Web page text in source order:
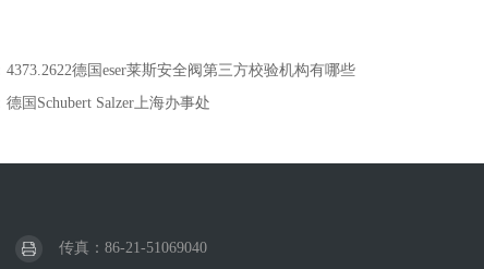
4373.2622德国eser莱斯安全阀第三方校验机构有哪些
德国Schubert Salzer上海办事处
传真：86-21-51069040